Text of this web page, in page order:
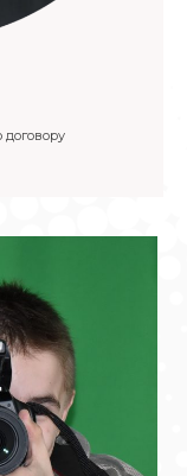
договору